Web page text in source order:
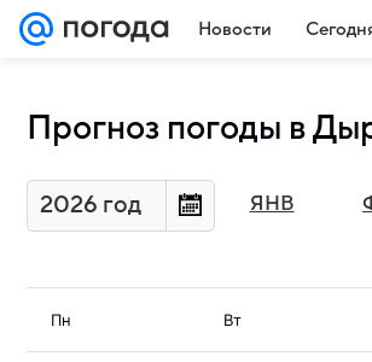
Новости
Прогноз погоды в
2026 год ЯНВ
Пн Вт